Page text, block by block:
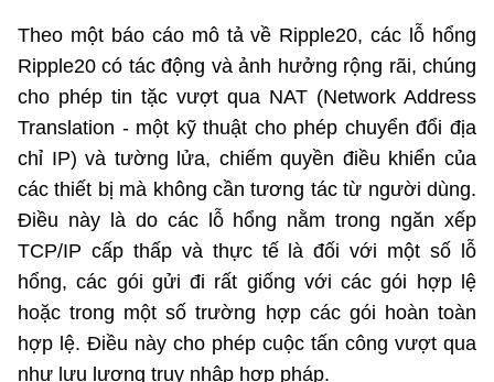
MINISTRY OF SCIENCE AND TECHNOLOGY
Điều khoản sử dụng Theo dõi MST: Góp ý
Cơ quan chủ quản: Bộ Khoa học và Công nghệ (MST)
Chịu trách nhiệm nội dung: Nguyễn Thị Hải Hằng
Giám đốc Trung tâm Truyền thông Khoa học và Công nghệ.
Liên hệ
Địa chỉ: Ban Biên tập Cổng TTĐT - 18 Nguyễn Du, TP. Hà Nội
Điện thoại: 024 3936 9506
Email:
stc@mst.gov.vn
©2026 Bản quyền thuộc Bộ Khoa Học và Công Nghệ
(Ghi rõ nguồn "https://mst.gov.vn" khi phát hành lại thông tin từ
website này)
Theo một báo cáo mô tả về Ripple20, các lỗ hổng
Ripple20 có tác động và ảnh hưởng rộng rãi, chúng
cho phép tin tặc vượt qua NAT (Network Address
Translation - một kỹ thuật cho phép chuyển đổi địa
chỉ IP) và tường lửa, chiếm quyền điều khiển của
các thiết bị mà không cần tương tác từ người dùng.
Điều này là do các lỗ hổng nằm trong ngăn xếp
TCP/IP cấp thấp và thực tế là đối với một số lỗ
hổng, các gói gửi đi rất giống với các gói hợp lệ
hoặc trong một số trường hợp các gói hoàn toàn
hợp lệ. Điều này cho phép cuộc tấn công vượt qua
như lưu lượng truy nhập hợp pháp.